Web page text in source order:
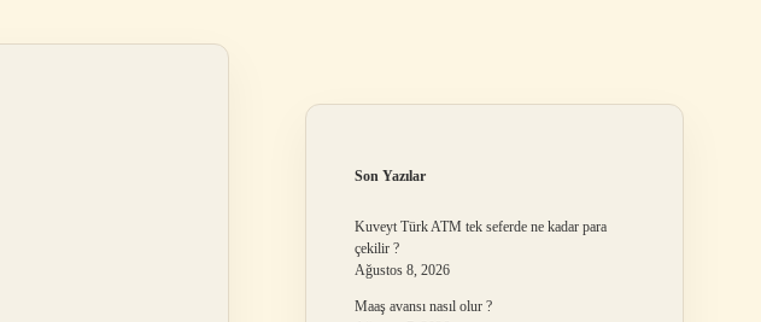
Son Yazılar
Kuveyt Türk ATM tek seferde ne kadar para
çekilir ?
Ağustos 8, 2026
Maaş avansı nasıl olur ?